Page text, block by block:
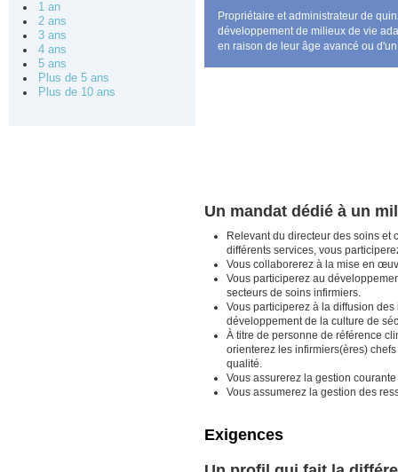
1 an
2 ans
3 ans
4 ans
5 ans
Plus de 5 ans
Plus de 10 ans
Propriétaire et administrateur de
développement de milieux de vie
en raison de leur âge avancé ou
Un mandat dédié à un
Relevant du directeur des soins et
différents services, vous
Vous collaborerez à la mise en
Vous participerez au
secteurs de soins infirmiers.
Vous participerez à la diffusion
développement de la culture de
À titre de personne de référence
orienterez les infirmiers(ères)
qualité.
Vous assurerez la gestion
Vous assumerez la gestion des
Exigences